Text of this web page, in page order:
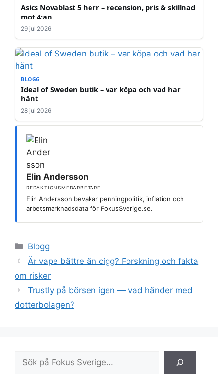
Asics Novablast 5 herr – recension, pris & skillnad
mot 4:an
29 jul 2026
BLOGG
Ideal of Sweden butik – var köpa och vad har
hänt
28 jul 2026
Elin Andersson
REDAKTIONSMEDARBETARE
Elin Andersson bevakar penningpolitik, inflation och
arbetsmarknadsdata för FokusSverige.se.
Kategorier
Blogg
Är vape bättre än cigg? Forskning och fakta
om risker
Trustly på börsen igen — vad händer med
dotterbolagen?